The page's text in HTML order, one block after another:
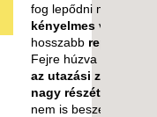
fog lepődni mennyire
kényelmes viselet
hosszabb repülőút
Fejre húzva
az utazási zaj, a fény
nagy részét
nem is beszélve) és...